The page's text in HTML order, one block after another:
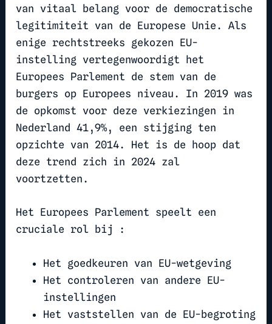
van vitaal belang voor de democratische
legitimiteit van de Europese Unie. Als
enige rechtstreeks gekozen EU-
instelling vertegenwoordigt het
Europees Parlement de stem van de
burgers op Europees niveau. In 2019 was
de opkomst voor deze verkiezingen in
Nederland 41,9%, een stijging ten
opzichte van 2014. Het is de hoop dat
deze trend zich in 2024 zal
voortzetten.
Het Europees Parlement speelt een
cruciale rol bij :
Het goedkeuren van EU-wetgeving
Het controleren van andere EU-
instellingen
Het vaststellen van de EU-begroting